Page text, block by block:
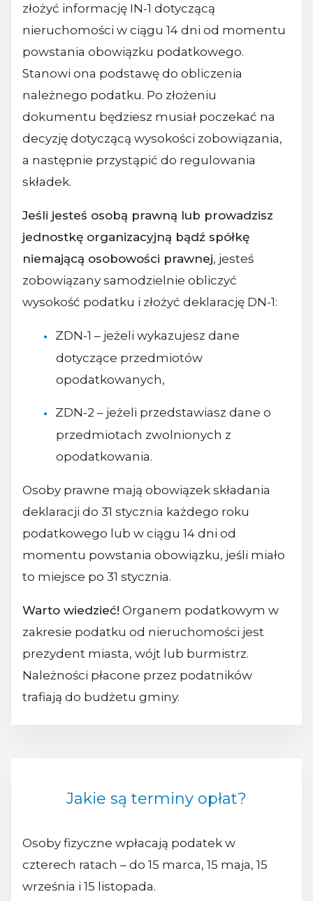
złożyć informację IN-1 dotyczącą
nieruchomości w ciągu 14 dni od momentu
powstania obowiązku podatkowego.
Stanowi ona podstawę do obliczenia
należnego podatku. Po złożeniu
dokumentu będziesz musiał poczekać na
decyzję dotyczącą wysokości zobowiązania,
a następnie przystąpić do regulowania
składek.
Jeśli jesteś osobą prawną lub prowadzisz
jednostkę organizacyjną bądź spółkę
niemającą osobowości prawnej, jesteś
zobowiązany samodzielnie obliczyć
wysokość podatku i złożyć deklarację DN-1:
ZDN-1 – jeżeli wykazujesz dane
dotyczące przedmiotów
opodatkowanych,
ZDN-2 – jeżeli przedstawiasz dane o
przedmiotach zwolnionych z
opodatkowania.
Osoby prawne mają obowiązek składania
deklaracji do 31 stycznia każdego roku
podatkowego lub w ciągu 14 dni od
momentu powstania obowiązku, jeśli miało
to miejsce po 31 stycznia.
Warto wiedzieć! Organem podatkowym w
zakresie podatku od nieruchomości jest
prezydent miasta, wójt lub burmistrz.
Należności płacone przez podatników
trafiają do budżetu gminy.
Jakie są terminy opłat?
Osoby fizyczne wpłacają podatek w
czterech ratach – do 15 marca, 15 maja, 15
września i 15 listopada.